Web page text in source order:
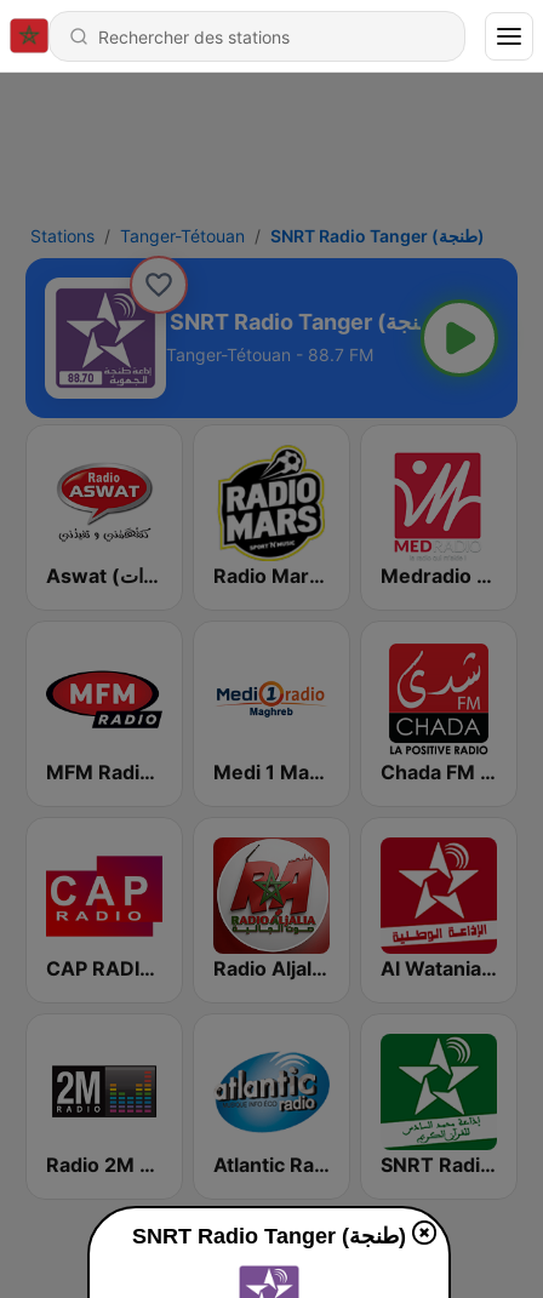
Stations Tanger-Tétouan SNRT Radio Tanger (طنجة)
SNRT Radio Tanger (طنجة)
Tanger-Tétouan - 88.7 FM
Aswat (أصوات) Radio Mars (راديو مرس) Medradio (ميد راديو)
MFM Radio (مفم راديو) Medi 1 Maghreb (ميدى1 مغرب) Chada FM (شدى فم)
CAP RADIO MAROC Radio Aljalia - راديو الجالية Al Watania (الإذاعة الوطنية)
Radio 2M (راديو 2 م) Atlantic Radio (أتلانتيك راديو) SNRT Radio Idaat Mohammed Assadiss (السادسة)
SNRT Radio Tanger (طنجة)